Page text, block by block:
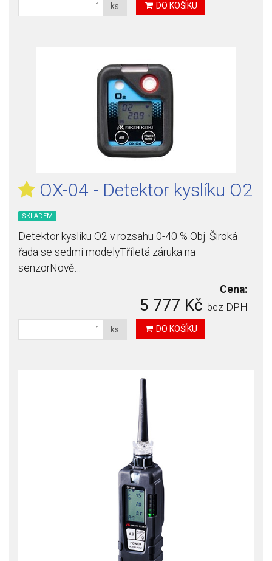
ks DO KOŠÍKU
OX-04 - Detektor kyslíku O2
SKLADEM
Detektor kyslíku O2 v rozsahu 0-40 % Obj. Široká
řada se sedmi modelyTříletá záruka na
senzorNově…
Cena:
5 777 Kč bez DPH
ks DO KOŠÍKU